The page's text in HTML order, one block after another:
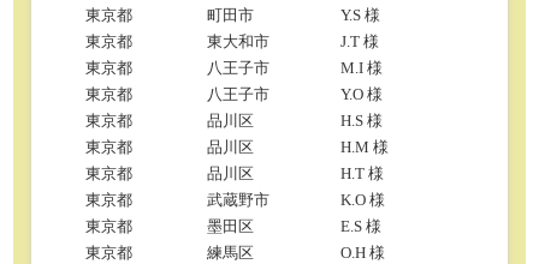
東京都
町田市
Y.S 様
東京都
東大和市
J.T 様
東京都
八王子市
M.I 様
東京都
八王子市
Y.O 様
東京都
品川区
H.S 様
東京都
品川区
H.M 様
東京都
品川区
H.T 様
東京都
武蔵野市
K.O 様
東京都
墨田区
E.S 様
東京都
練馬区
O.H 様